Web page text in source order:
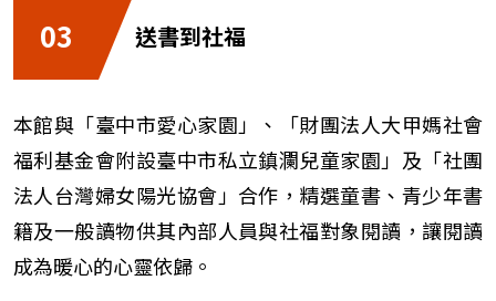
03 送書到社福
本館與「臺中市愛心家園」、「財團法人大甲媽社會
福利基金會附設臺中市私立鎮瀾兒童家園」及「社團
法人台灣婦女陽光協會」合作，精選童書、青少年書
籍及一般讀物供其內部人員與社福對象閱讀，讓閱讀
成為暖心的心靈依歸。